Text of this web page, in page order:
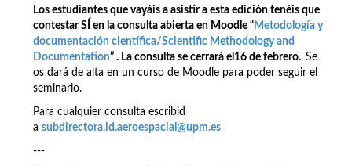
Los estudiantes que vayáis a asistir a esta edición tenéis que
contestar SÍ en la consulta abierta en Moodle “Metodología y
documentación científica/Scientific Methodology and
Documentation” . La consulta se cerrará el16 de febrero. Se
os dará de alta en un curso de Moodle para poder seguir el
seminario.
Para cualquier consulta escribid
a subdirectora.id.aeroespacial@upm.es
---